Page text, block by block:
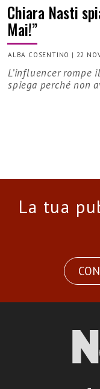
Chiara Nasti
Mai!”
ALBA COSENTINO | 22
L’influencer rompe
spiega perché non
La tua